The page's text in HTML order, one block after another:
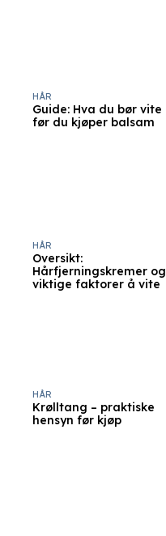
Guide: Hva du bør vite
før du kjøper balsam
HÅR
Oversikt:
Hårfjerningskremer og
viktige faktorer å vite
HÅR
Krølltang – praktiske
hensyn før kjøp
HÅR